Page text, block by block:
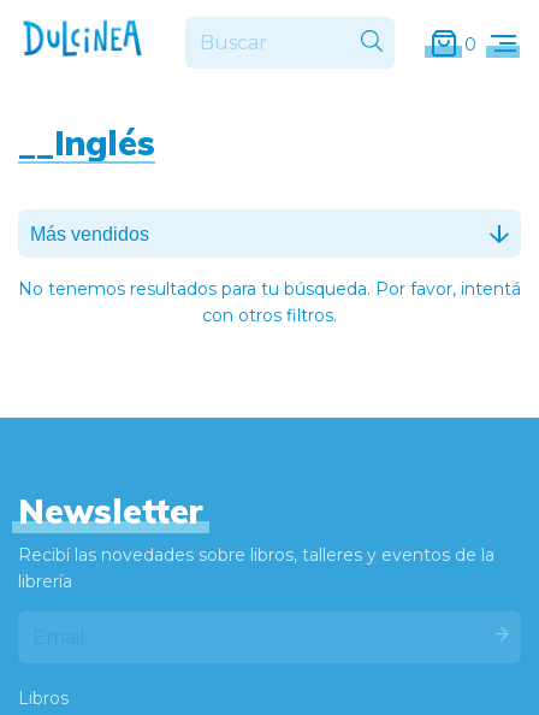
0
__Inglés
No tenemos resultados para tu búsqueda. Por favor, intentá
con otros filtros.
Newsletter
Recibí las novedades sobre libros, talleres y eventos de la
librería
Libros